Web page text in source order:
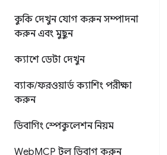
কুকি দেখুনযোগ করুনসম্পাদনা
করুন এবং মুছুন
ক্যাশে ডেটা দেখুন
ব্যাক/ফরওয়ার্ড ক্যাশিং পরীক্ষা
করুন
ডিবাগিং স্পেকুলেশন নিয়ম
WebMCP টুল ডিবাগ করুন